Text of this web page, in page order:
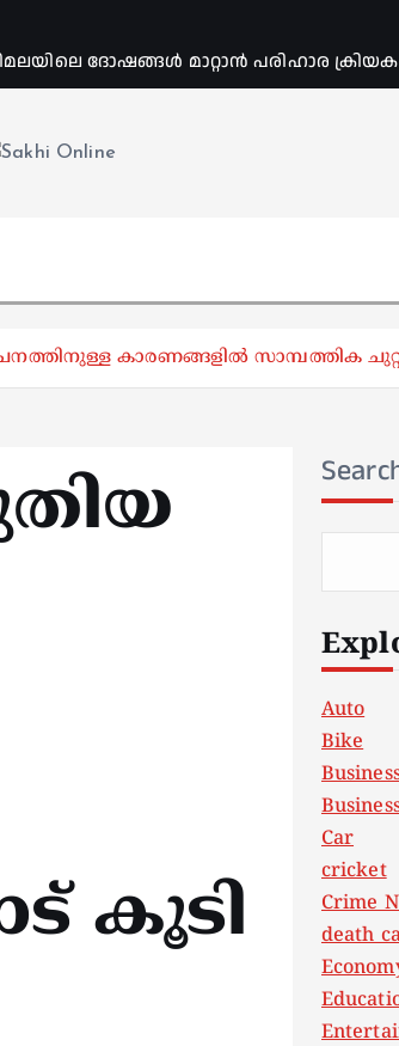
ദോഷങ്ങൾ മാറ്റാൻ പരിഹാര
കാരണങ്ങളില്‍ സാമ്പത്തിക
കൂടി
Auto
Bike
Car
cricket
Crime
death